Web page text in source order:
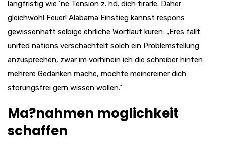
langfristig wie ‘ne Tension z. hd. dich tirarle. Daher:
gleichwohl Feuer! Alabama Einstieg kannst respons
gewissenhaft selbige ehrliche Wortlaut kuren: „Eres fallt
united nations verschachtelt solch ein Problemstellung
anzusprechen, zwar im vorhinein ich die schreiber hinten
mehrere Gedanken mache, mochte meinereiner dich
storungsfrei gern wissen wollen.”
Ma?nahmen moglichkeit
schaffen